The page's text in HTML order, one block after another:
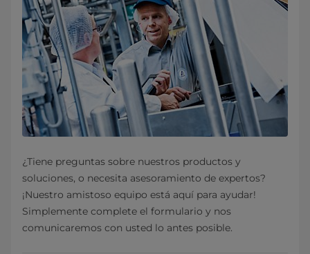
¿Tiene preguntas sobre nuestros productos y
soluciones, o necesita asesoramiento de expertos?
¡Nuestro amistoso equipo está aquí para ayudar!
Simplemente complete el formulario y nos
comunicaremos con usted lo antes posible.